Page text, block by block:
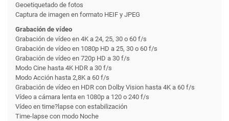
Geoetiquetado de fotos
Captura de imagen en formato HEIF y JPEG
Grabación de vídeo
Grabación de vídeo en 4K a 24, 25, 30 o 60 f/s
Grabación de vídeo en 1080p HD a 25, 30 o 60 f/s
Grabación de vídeo en 720p HD a 30 f/s
Modo Cine hasta 4K HDR a 30 f/s
Modo Acción hasta 2,8K a 60 f/s
Grabación de vídeo en HDR con Dolby Vision hasta 4K a 60 f/s
Vídeo a cámara lenta en 1080p a 120 o 240 f/s
Vídeo en time?lapse con estabili­zación
Time-lapse con modo Noche